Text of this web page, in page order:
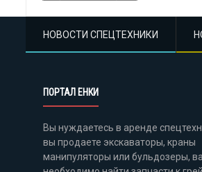
НОВОСТИ СПЕЦТЕХНИКИ
ПОРТАЛ ЕНКИ
Вы нуждаетесь в аренде
вы продаете экскаваторы, краны
манипуляторы или бульдозеры,